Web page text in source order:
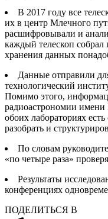
В 2017 году все
их в центр Млечного
расшифровывали и
каждый телескоп
хранения данных
Данные отправили
технологический
Помимо этого,
радиоастрономии
обоих лабораториях
разобрать и
По словам
«по четыре раза»
Результаты
конференциях
ПОДЕЛИТЬСЯ В